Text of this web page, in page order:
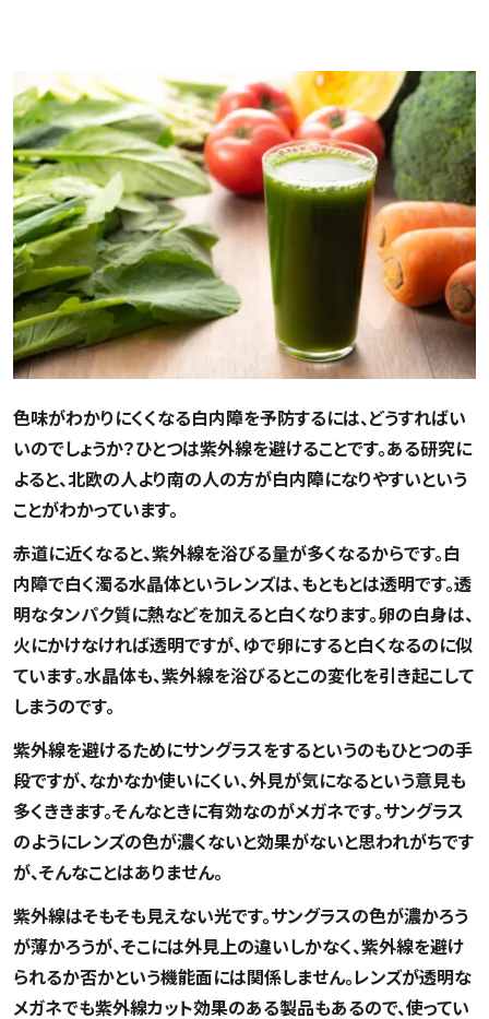
色味がわかりにくくなる白内障を予防するには、どうすればい
いのでしょうか？ひとつは紫外線を避けることです。ある研究に
よると、北欧の人より南の人の方が白内障になりやすいという
ことがわかっています。
赤道に近くなると、紫外線を浴びる量が多くなるからです。白
内障で白く濁る水晶体というレンズは、もともとは透明です。透
明なタンパク質に熱などを加えると白くなります。卵の白身は、
火にかけなければ透明ですが、ゆで卵にすると白くなるのに似
ています。水晶体も、紫外線を浴びるとこの変化を引き起こして
しまうのです。
紫外線を避けるためにサングラスをするというのもひとつの手
段ですが、なかなか使いにくい、外見が気になるという意見も
多くききます。そんなときに有効なのがメガネです。サングラス
のようにレンズの色が濃くないと効果がないと思われがちです
が、そんなことはありません。
紫外線はそもそも見えない光です。サングラスの色が濃かろう
が薄かろうが、そこには外見上の違いしかなく、紫外線を避け
られるか否かという機能面には関係しません。レンズが透明な
メガネでも紫外線カット効果のある製品もあるので、使ってい